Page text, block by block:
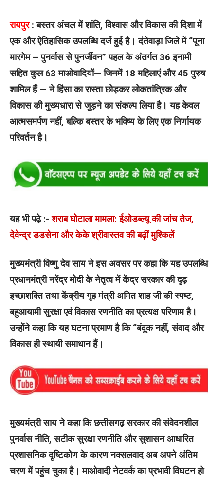
रायपुर: बस्तर अंचल में शांति, विश्वास और विकास की दिशा में
एक और ऐतिहासिक उपलब्धि दर्ज हुई है। दंतेवाड़ा जिले में “पूना
मारगेम – पुनर्वास से पुनर्जीवन” पहल के अंतर्गत 36 इनामी
सहित कुल 63 माओवादियों— जिनमें 18 महिलाएं और 45 पुरुष
शामिल हैं — ने हिंसा का रास्ता छोड़कर लोकतांत्रिक और
विकास की मुख्यधारा से जुड़ने का संकल्प लिया है। यह केवल
आत्मसमर्पण नहीं, बल्कि बस्तर के भविष्य के लिए एक निर्णायक
परिवर्तन है।
यह भी पढ़े :-शराब घोटाला मामला: ईओडब्ल्यू की जांच तेज,
देवेन्द्र डडसेना और केके श्रीवास्तव की बढ़ीं मुश्किलें
मुख्यमंत्री विष्णु देव साय ने इस अवसर पर कहा कि यह उपलब्धि
प्रधानमंत्री नरेंद्र मोदी के नेतृत्व में केंद्र सरकार की दृढ़
इच्छाशक्ति तथा केंद्रीय गृह मंत्री अमित शाह जी की स्पष्ट,
बहुआयामी सुरक्षा एवं विकास रणनीति का प्रत्यक्ष परिणाम है।
उन्होंने कहा कि यह घटना प्रमाण है कि “बंदूक नहीं, संवाद और
विकास ही स्थायी समाधान हैं।
मुख्यमंत्री साय ने कहा कि छत्तीसगढ़ सरकार की संवेदनशील
पुनर्वास नीति, सटीक सुरक्षा रणनीति और सुशासन आधारित
प्रशासनिक दृष्टिकोण के कारण नक्सलवाद अब अपने अंतिम
चरण में पहुंच चुका है। माओवादी नेटवर्क का प्रभावी विघटन हो